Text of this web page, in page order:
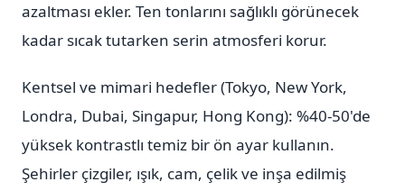
azaltması ekler. Ten tonlarını sağlıklı görünecek
kadar sıcak tutarken serin atmosferi korur.
Kentsel ve mimari hedefler (Tokyo, New York,
Londra, Dubai, Singapur, Hong Kong): %40-50'de
yüksek kontrastlı temiz bir ön ayar kullanın.
Şehirler çizgiler, ışık, cam, çelik ve inşa edilmiş